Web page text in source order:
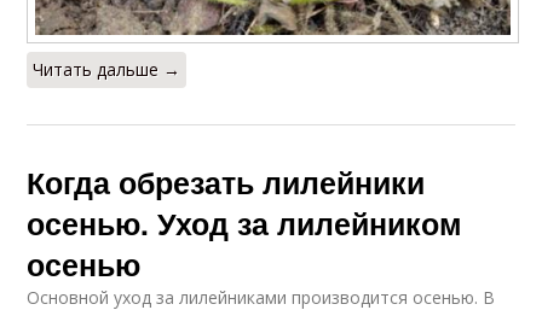
Читать дальше →
Когда обрезать лилейники
осенью. Уход за лилейником
осенью
Основной уход за лилейниками производится осенью. В